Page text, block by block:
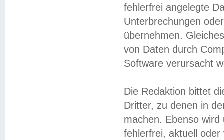
fehlerfrei angelegte
Unterbrechungen
übernehmen.
von Daten durch
Software verursacht
Die Redaktion bittet
Dritter, zu denen in
machen. Ebenso
fehlerfrei, aktuell oder